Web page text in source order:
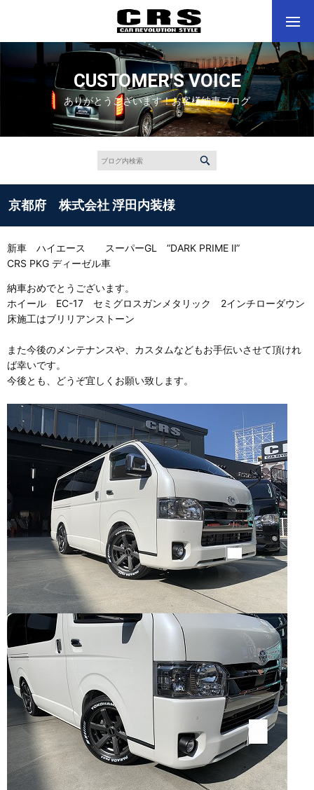
CUSTOMER'S VOICE
ありがとうございます！お客様納車ブログ
京都府 株式会社 浮田内装様
新車 ハイエース スーパーGL ”DARK PRIME Ⅱ”
CRS PKG ディーゼル車
納車おめでとうございます。
ホイール EC-17 セミグロスガンメタリック 2インチローダウン
床施工はブリリアンストーン
また今後のメンテナンスや、カスタムなどもお手伝いさせて頂けれ
ば幸いです。
今後とも、どうぞ宜しくお願い致します。